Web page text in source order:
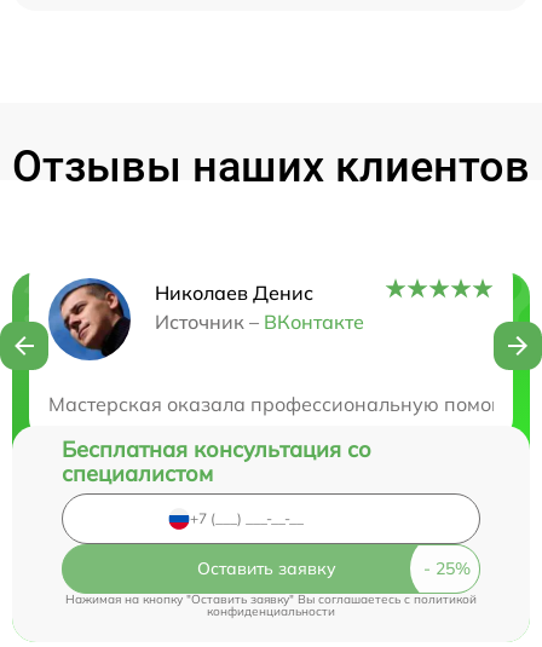
Отзывы наших клиентов
Николаев Денис
Источник – ВКонтакте
Мастерская оказала профессиональную помощь в
Нужна консультация?
Бесплатная консультация со
специалистом
Оставить заявку
Нажимая на кнопку "Оставить заявку" Вы соглашаетесь cполитикой
конфиденциальности